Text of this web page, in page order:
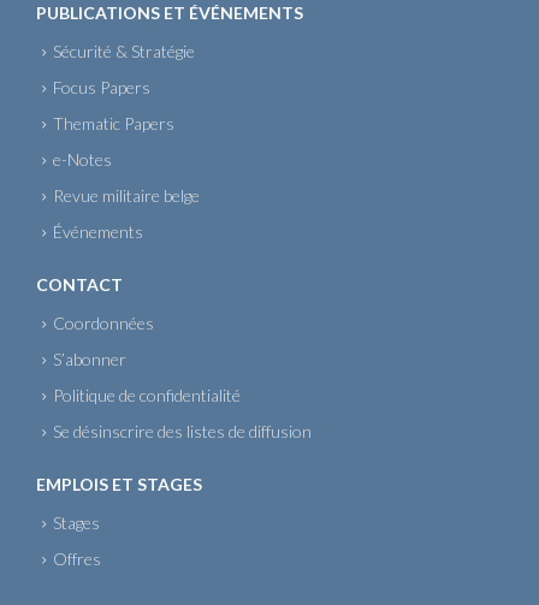
PUBLICATIONS ET ÉVÉNEMENTS
Sécurité & Stratégie
Focus Papers
Thematic Papers
e-Notes
Revue militaire belge
Événements
CONTACT
Coordonnées
S’abonner
Politique de confidentialité
Se désinscrire des listes de diffusion
EMPLOIS ET STAGES
Stages
Offres